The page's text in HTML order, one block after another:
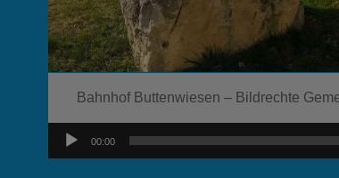
Bahnhof Buttenwiesen – Bildrechte
Audio-
00:00